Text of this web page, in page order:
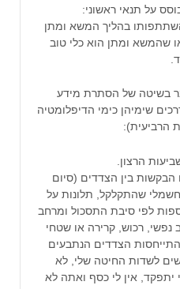
על תנאי ראשוני:
בהליך המשא ומתן
שהמשא ומתן הוא כלי טוב
בשיטה של הסתרת מידע
שימיהן כימי הדיפלומטיה
הרביעית):
בין הצדדים (סיום
שהתקלקל, תלונות על
לפי סיבת התסכול ומרחב
נפשי, רכוש, קרירה או שטחי
התייחסות הצדדים הנתבעים
לשדות החיטה שלי, לא
אין לי כסף ואתה לא